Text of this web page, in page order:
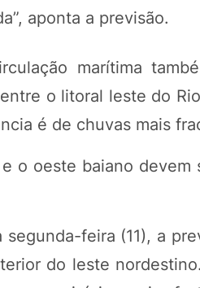
aponta a previsão.
marítima
o litoral leste do
é de chuvas mais
o oeste baiano
feira (11), a
do leste